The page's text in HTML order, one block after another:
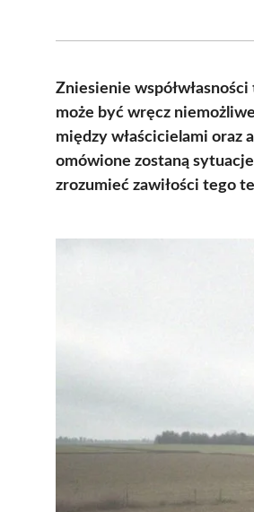
Zniesienie
może być wręcz
między właścicielami oraz
omówione zostaną
zrozumieć zawiłości tego